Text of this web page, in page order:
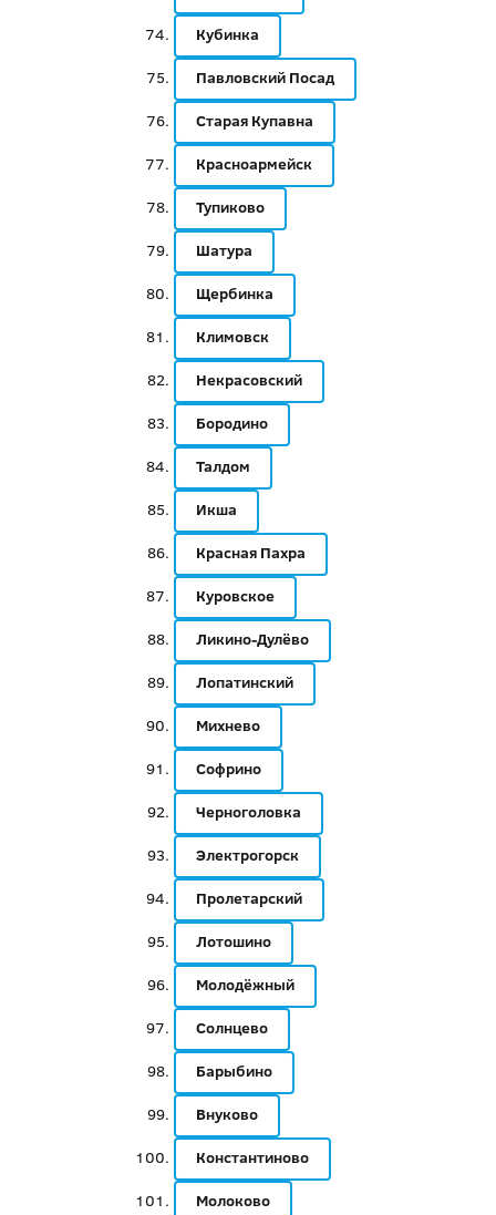
Кубинка
Павловский Посад
Старая Купавна
Красноармейск
Тупиково
Шатура
Щербинка
Климовск
Некрасовский
Бородино
Талдом
Икша
Красная Пахра
Куровское
Ликино-Дулёво
Лопатинский
Михнево
Софрино
Черноголовка
Электрогорск
Пролетарский
Лотошино
Молодёжный
Солнцево
Барыбино
Внуково
Константиново
Молоково